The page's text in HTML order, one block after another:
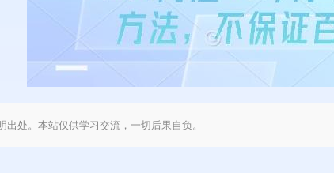
出处。本站仅供学习交流，一切后果自负。